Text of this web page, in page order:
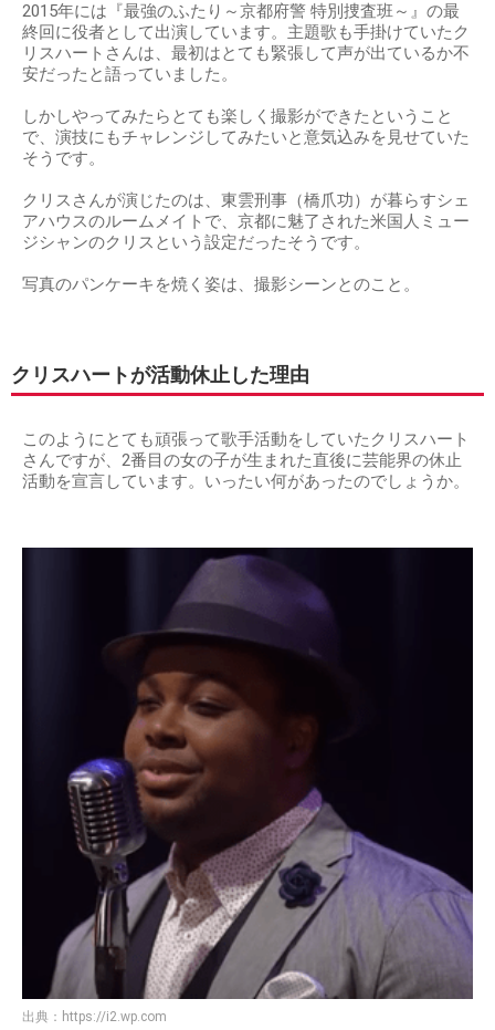
2015年には『最強のふたり～京都府警 特別捜査班～』の最
終回に役者として出演しています。主題歌も手掛けていたク
リスハートさんは、最初はとても緊張して声が出ているか不
安だったと語っていました。
しかしやってみたらとても楽しく撮影ができたということ
で、演技にもチャレンジしてみたいと意気込みを見せていた
そうです。
クリスさんが演じたのは、東雲刑事（橋爪功）が暮らすシェ
アハウスのルームメイトで、京都に魅了された米国人ミュー
ジシャンのクリスという設定だったそうです。
写真のパンケーキを焼く姿は、撮影シーンとのこと。
クリスハートが活動休止した理由
このようにとても頑張って歌手活動をしていたクリスハート
さんですが、2番目の女の子が生まれた直後に芸能界の休止
活動を宣言しています。いったい何があったのでしょうか。
出典： https://i2.wp.com